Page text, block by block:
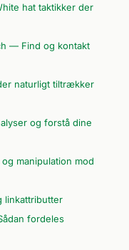
hat taktikker der
— Find og kontakt
naturligt tiltrækker
og forstå dine
manipulation mod
fordeles